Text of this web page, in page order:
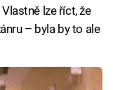
lze říct, že
– byla by to ale